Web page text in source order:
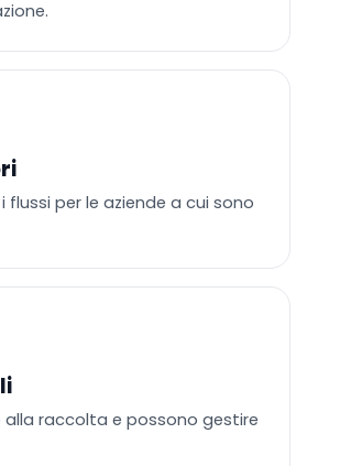
flussi per le aziende a cui sono
alla raccolta e possono gestire